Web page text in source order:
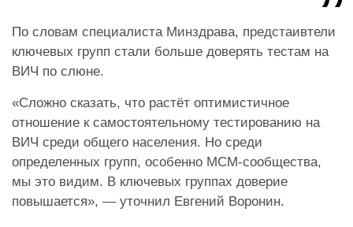
По словам специалиста Минздрава, предстаивтели
ключевых групп стали больше доверять тестам на
ВИЧ по слюне.
«Сложно сказать, что растёт оптимистичное
отношение к самостоятельному тестированию на
ВИЧ среди общего населения. Но среди
определенных групп, особенно МСМ-сообщества,
мы это видим. В ключевых группах доверие
повышается», — уточнил Евгений Воронин.